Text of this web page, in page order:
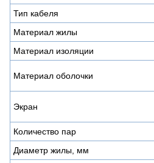
Тип кабеля
Материал жилы
Материал изоляции
Материал оболочки
Экран
Количество пар
Диаметр жилы, мм